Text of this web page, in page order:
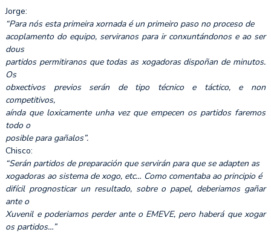
Jorge:
“Para nós esta primeira xornada é un primeiro paso no proceso de
acoplamento do equipo, serviranos para ir conxuntándonos e ao ser
dous
partidos permitiranos que todas as xogadoras dispoñan de minutos.
Os
obxectivos previos serán de tipo técnico e táctico, e non
competitivos,
aínda que loxicamente unha vez que empecen os partidos faremos
todo o
posible para gañalos”.
Chisco:
“Serán partidos de preparación que servirán para que se adapten as
xogadoras ao sistema de xogo, etc… Como comentaba ao principio é
difícil prognosticar un resultado, sobre o papel, deberiamos gañar
ante o
Xuvenil e poderiamos perder ante o EMEVE, pero haberá que xogar
os partidos…”